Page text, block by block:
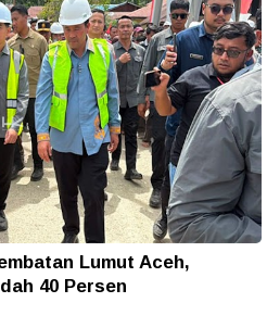
Lumut Aceh,
40 Persen